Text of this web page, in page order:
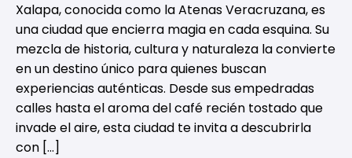
Xalapa, conocida como la Atenas Veracruzana, es
una ciudad que encierra magia en cada esquina. Su
mezcla de historia, cultura y naturaleza la convierte
en un destino único para quienes buscan
experiencias auténticas. Desde sus empedradas
calles hasta el aroma del café recién tostado que
invade el aire, esta ciudad te invita a descubrirla
con […]